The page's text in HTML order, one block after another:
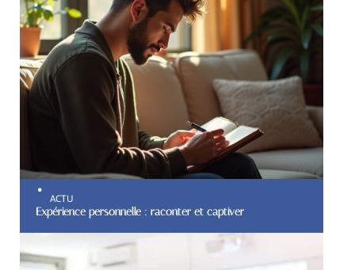
ACTU
Expérience personnelle : raconter et captiver